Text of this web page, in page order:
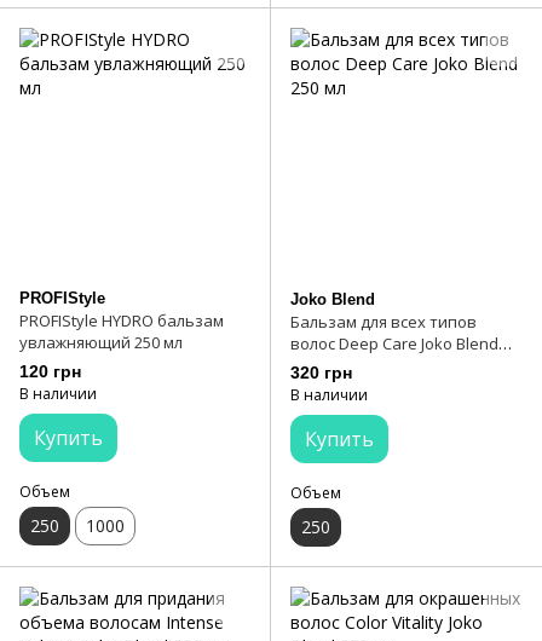
PROFIStyle
PROFIStyle HYDRO бальзам
увлажняющий 250 мл
120 грн
В наличии
Купить
Объем
250 1000
Joko Blend
Бальзам для всех типов
волос Deep Care Joko Blend
250 мл
320 грн
В наличии
Купить
Объем
250